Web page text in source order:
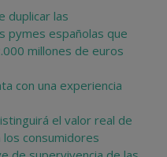
duplicar las
pymes españolas que
millones de euros
con una experiencia
el valor real de
consumidores